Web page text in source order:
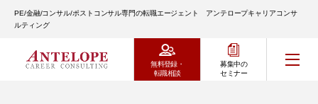
PE/金融/コンサル/ポストコンサル専門の転職エージェント アンテロープキャリアコンサ
ルティング
無料登録・
転職相談
募集中の
セミナー